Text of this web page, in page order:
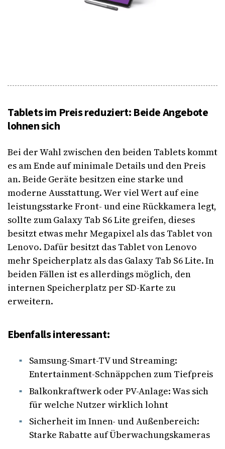
Tablets im Preis reduziert: Beide Angebote
lohnen sich
Bei der Wahl zwischen den beiden Tablets kommt
es am Ende auf minimale Details und den Preis
an. Beide Geräte besitzen eine starke und
moderne Ausstattung. Wer viel Wert auf eine
leistungsstarke Front- und eine Rückkamera legt,
sollte zum Galaxy Tab S6 Lite greifen, dieses
besitzt etwas mehr Megapixel als das Tablet von
Lenovo. Dafür besitzt das Tablet von Lenovo
mehr Speicherplatz als das Galaxy Tab S6 Lite. In
beiden Fällen ist es allerdings möglich, den
internen Speicherplatz per SD-Karte zu
erweitern.
Ebenfalls interessant:
Samsung-Smart-TV und Streaming:
Entertainment-Schnäppchen zum Tiefpreis
Balkonkraftwerk oder PV-Anlage: Was sich
für welche Nutzer wirklich lohnt
Sicherheit im Innen- und Außenbereich:
Starke Rabatte auf Überwachungskameras